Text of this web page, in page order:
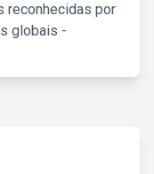
reconhecidas por
globais -